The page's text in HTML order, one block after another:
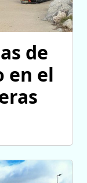
de
en el